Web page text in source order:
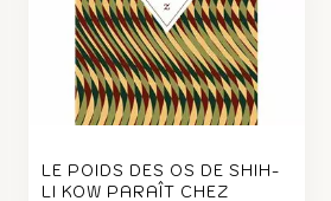
LE POIDS DES OS DE SHIH-
LI KOW PARAÎT CHEZ